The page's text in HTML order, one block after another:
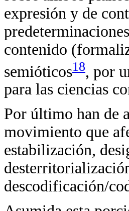
expresión y de
contenido
semióticos18, por
para las ciencias
Por último han de
movimiento que
estabilización,
descodificación/